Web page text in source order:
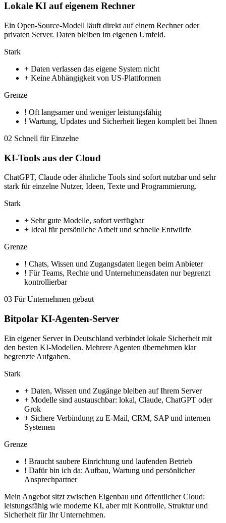
Lokale KI auf eigenem Rechner
Ein Open-Source-Modell läuft direkt auf einem Rechner oder
privaten Server. Daten bleiben im eigenen Umfeld.
Stark
+ Daten verlassen das eigene System nicht
+ Keine Abhängigkeit von US-Plattformen
Grenze
! Oft langsamer und weniger leistungsfähig
! Wartung, Updates und Sicherheit liegen komplett bei Ihnen
02 Schnell für Einzelne
KI-Tools aus der Cloud
ChatGPT, Claude oder ähnliche Tools sind sofort nutzbar und sehr
stark für einzelne Nutzer, Ideen, Texte und Programmierung.
Stark
+ Sehr gute Modelle, sofort verfügbar
+ Ideal für persönliche Arbeit und schnelle Entwürfe
Grenze
! Chats, Wissen und Zugangsdaten liegen beim Anbieter
! Für Teams, Rechte und Unternehmensdaten nur begrenzt
kontrollierbar
03 Für Unternehmen gebaut
Bitpolar KI-Agenten-Server
Ein eigener Server in Deutschland verbindet lokale Sicherheit mit
den besten KI-Modellen. Mehrere Agenten übernehmen klar
begrenzte Aufgaben.
Stark
+ Daten, Wissen und Zugänge bleiben auf Ihrem Server
+ Modelle sind austauschbar: lokal, Claude, ChatGPT oder
Grok
+ Sichere Verbindung zu E-Mail, CRM, SAP und internen
Systemen
Grenze
! Braucht saubere Einrichtung und laufenden Betrieb
! Dafür bin ich da: Aufbau, Wartung und persönlicher
Ansprechpartner
Mein Angebot sitzt zwischen Eigenbau und öffentlicher Cloud:
leistungsfähig wie moderne KI, aber mit Kontrolle, Struktur und
Sicherheit für Ihr Unternehmen.